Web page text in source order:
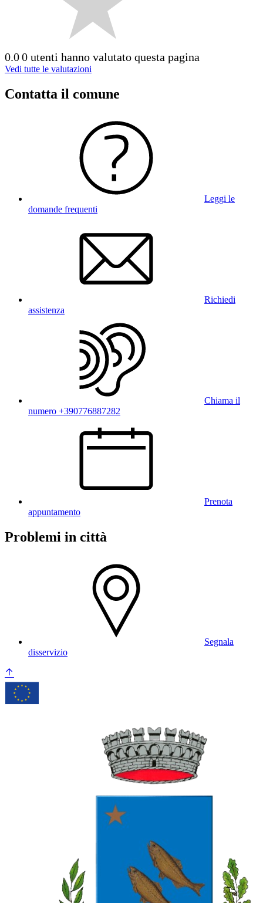
0.00 utenti hanno valutato questa pagina
Vedi tutte le valutazioni
Contatta il comune
Leggi le
domande frequenti
Richiedi
assistenza
Chiama il
numero +390776887282
Prenota
appuntamento
Problemi in città
Segnala
disservizio